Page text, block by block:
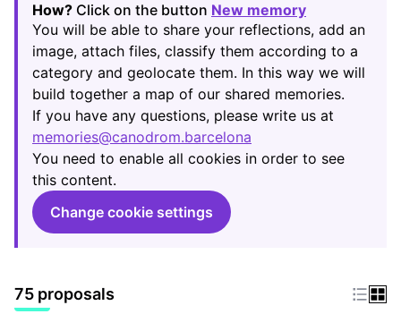
How? Click on the button New memory
(Opens in
You will be able to share your reflections, add an
image, attach files, classify them according to a
category and geolocate them. In this way we will
build together a map of our shared memories.
If you have any questions, please write us at
memories@canodrom.barcelona
(Opens in new tab)
You need to enable all cookies in order to see
this content.
Change cookie settings
75 proposals